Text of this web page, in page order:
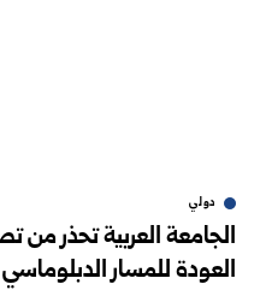
دولي
الجامعة العربية تحذر من
العودة للمسار الدبلوماسي